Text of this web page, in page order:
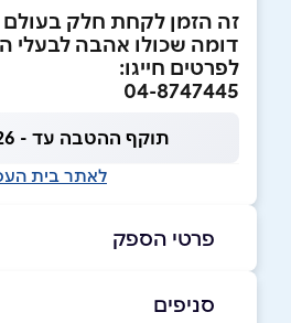
זה הזמן לקחת חלק
דומה שכולו אהבה לבעלי
לפרטים חייגו:
04-8747445
תוקף ההטבה עד - 07.09.2026
לאתר בית
פרטי הספק
04-8747445
סניפים